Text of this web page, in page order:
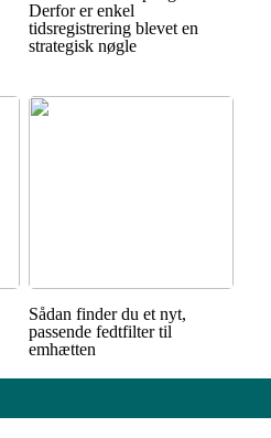
Derfor er enkel
tidsregistrering blevet en
strategisk nøgle
Sådan finder du et nyt,
passende fedtfilter til
emhætten